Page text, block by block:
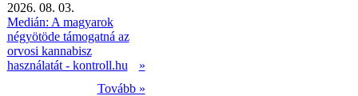
2026. 08. 03.
Medián: A magyarok
négyötöde támogatná az
orvosi kannabisz
használatát - kontroll.hu
»
Tovább »